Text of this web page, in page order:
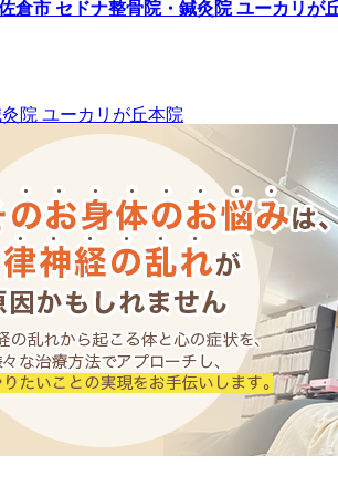
倉市 セドナ整骨院・鍼灸院 ユーカリが